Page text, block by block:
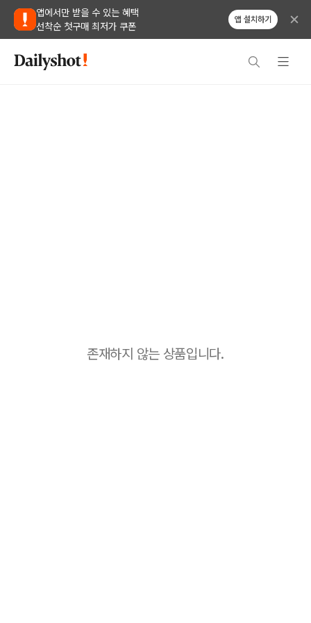
앱에서만 받을 수 있는 혜택
선착순 첫구매 최저가 쿠폰
앱 설치하기
존재하지 않는 상품입니다.